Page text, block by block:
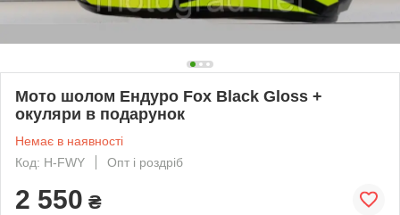
Мото шолом Ендуро Fox Black Gloss +
окуляри в подарунок
Немає в наявності
Код: H-FWY
Опт і роздріб
2 550 ₴